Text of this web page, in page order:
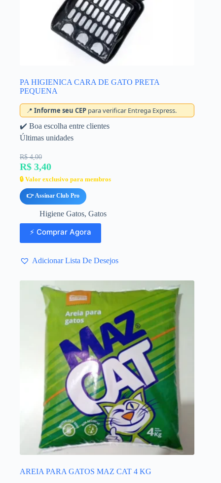
PA HIGIENICA CARA DE GATO PRETA
PEQUENA
📍 Informe seu CEP para verificar Entrega Express.
✔️ Boa escolha entre clientes
Últimas unidades
R$ 4,00
R$ 3,40
🔒 Valor exclusivo para membros
👉 Assinar Club Pro
Higiene Gatos, Gatos
⚡ Comprar Agora
Adicionar Lista De Desejos
AREIA PARA GATOS MAZ CAT 4 KG